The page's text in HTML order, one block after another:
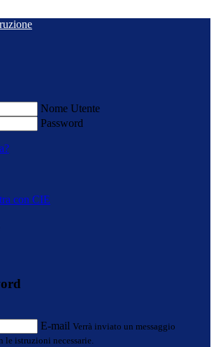
Nome Utente
Password
con CIE
E-mail Verrà inviato un messaggio
istruzioni necessarie.